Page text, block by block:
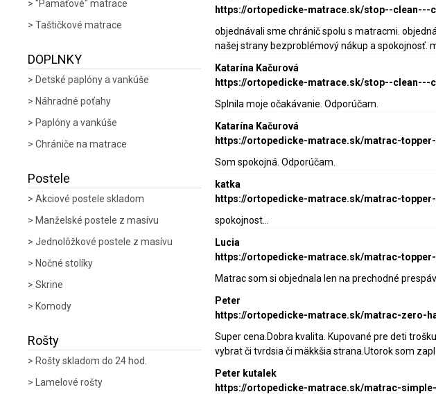
"Pamäťové" matrace
Taštičkové matrace
DOPLNKY
Detské paplóny a vankúše
Náhradné poťahy
Paplóny a vankúše
Chrániče na matrace
Postele
Akciové postele skladom
Manželské postele z masívu
Jednolôžkové postele z masívu
Nočné stolíky
Skrine
Komody
Rošty
Rošty skladom do 24 hod.
Lamelové rošty
https://ortopedicke-matrace.sk/stop--clean---
objednávali sme chránič spolu s matracmi.
našej strany bezproblémový nákup a spokojnosť.
Katarína Kačurová
https://ortopedicke-matrace.sk/stop--clean---
Splnila moje očakávanie. Odporúčam.
Katarína Kačurová
https://ortopedicke-matrace.sk/matrac-
Som spokojná. Odporúčam.
katka
https://ortopedicke-matrace.sk/matrac-
spokojnost...
Lucia
https://ortopedicke-matrace.sk/matrac-
Matrac som si objednala len na prechodné
Peter
https://ortopedicke-matrace.sk/matrac-zero-
Super cena.Dobra kvalita. Kupované pre deti
vybrat či tvrdsia či mäkkšia strana.Utorok som
Peter kutalek
https://ortopedicke-matrace.sk/matrac-